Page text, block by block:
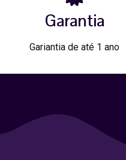
Garantia
Gariantia de até 1 ano